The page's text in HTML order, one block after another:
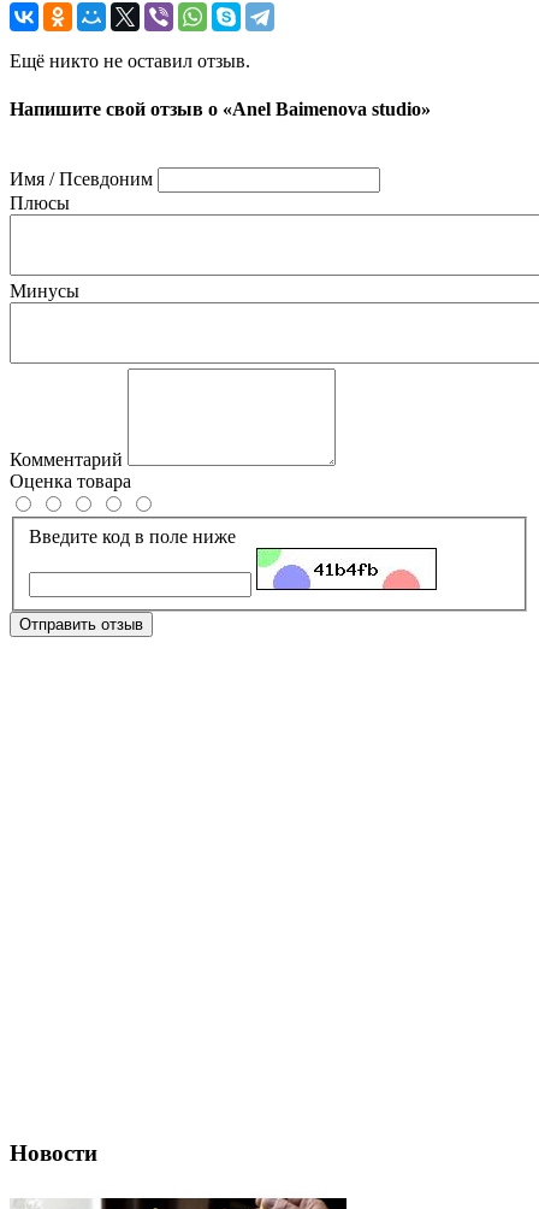
Ещё никто не оставил отзыв.
Напишите свой отзыв о «Anel Baimenova studio»
Имя / Псевдоним
Плюсы
Минусы
Комментарий
Оценка товара
Введите код в поле ниже
Отправить отзыв
Новости